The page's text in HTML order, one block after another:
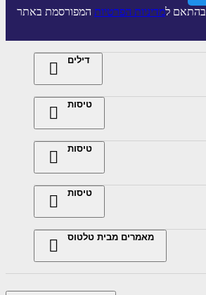
בהתאם למדיניות הפרטיות המפורסמת באתר
דילים
טיסות
טיסות
טיסות
מאמרים מבית טלטוס